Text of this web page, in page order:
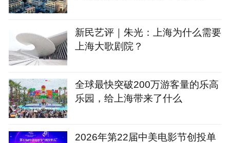
新民艺评｜朱光：上海为什么需要
上海大歌剧院？
全球最快突破200万游客量的乐高
乐园，给上海带来了什么
2026年第22届中美电影节创投单